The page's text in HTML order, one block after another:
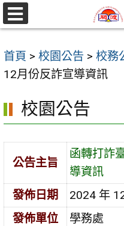
跳
至
要
內
區
選
單
首頁 > 校園公告 > 校務
12月份反詐宣導資訊
校園公告
公告主旨
函轉打詐
導資訊
發佈日期
2024 年
發佈單位
學務處